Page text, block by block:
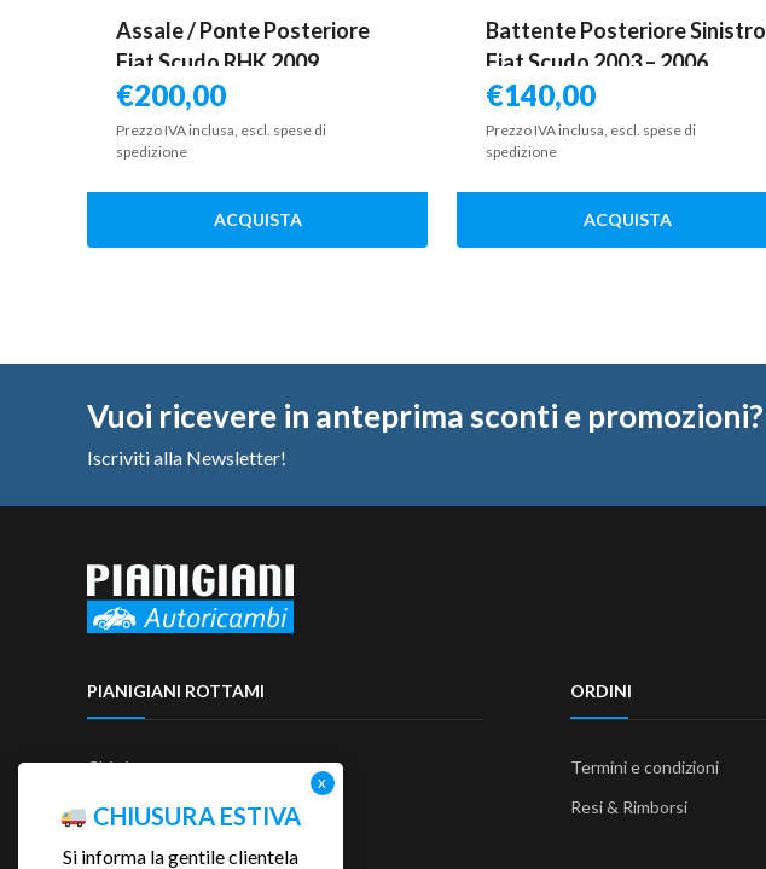
Assale / Ponte Posteriore
Fiat Scudo RHK 2009
€200,00
Prezzo IVA inclusa, escl. spese di
spedizione
ACQUISTA
Battente Posteriore Sinistro
Fiat Scudo 2003 – 2006
€140,00
Prezzo IVA inclusa, escl. spese di
spedizione
ACQUISTA
Vuoi ricevere in anteprima sconti e promozioni?
Iscriviti alla Newsletter!
PIANIGIANI ROTTAMI
Chi siamo
Contattaci
ORDINI
Termini e condizioni
Resi & Rimborsi
CHIUSURA ESTIVA
Si informa la gentile clientela